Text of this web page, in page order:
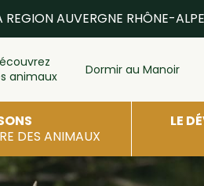
REGION AUVERGNE RHÔNE-
animaux
Dormir au Manoir
DES ANIMAUX
LE